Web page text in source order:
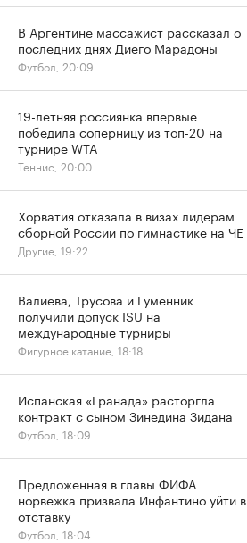
В Аргентине массажист рассказал о
последних днях Диего Марадоны
Футбол, 20:09
19-летняя россиянка впервые
победила соперницу из топ-20 на
турнире WTA
Теннис, 20:00
Хорватия отказала в визах лидерам
сборной России по гимнастике на ЧЕ
Другие, 19:22
Валиева, Трусова и Гуменник
получили допуск ISU на
международные турниры
Фигурное катание, 18:18
Испанская «Гранада» расторгла
контракт с сыном Зинедина Зидана
Футбол, 18:09
Предложенная в главы ФИФА
норвежка призвала Инфантино уйти в
отставку
Футбол, 18:04